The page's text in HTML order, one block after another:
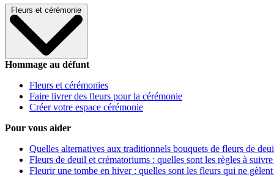
Fleurs et cérémonie
Hommage au défunt
Fleurs et cérémonies
Faire livrer des fleurs pour la cérémonie
Créer votre espace cérémonie
Pour vous aider
Quelles alternatives aux traditionnels bouquets de fleurs de
Fleurs de deuil et crématoriums : quelles sont les règles à
Fleurir une tombe en hiver : quelles sont les fleurs qui ne gèlent